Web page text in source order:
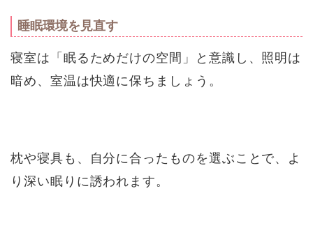
睡眠環境を見直す
寝室は「眠るためだけの空間」と意識し、照明は
暗め、室温は快適に保ちましょう。
枕や寝具も、自分に合ったものを選ぶことで、よ
り深い眠りに誘われます。